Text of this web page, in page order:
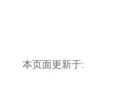
本页面更新于: